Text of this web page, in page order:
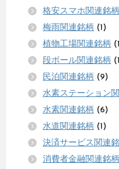
格安スマホ関連銘柄
梅雨関連銘柄 (1)
植物工場関連銘柄
段ボール関連銘柄
民泊関連銘柄 (9)
水素ステーション
水素関連銘柄 (6)
水道関連銘柄 (1)
決済サービス関連
消費者金融関連銘柄